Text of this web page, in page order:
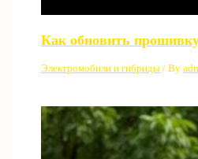
Как обновить
Электромобили и гибриды / By